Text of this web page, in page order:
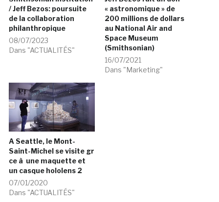
/ Jeff Bezos: poursuite
de la collaboration
philanthropique
08/07/2023
Dans "ACTUALITÉS"
« astronomique » de
200 millions de dollars
au National Air and
Space Museum
(Smithsonian)
16/07/2021
Dans "Marketing"
A Seattle, le Mont-
Saint-Michel se visite gr
ce à une maquette et
un casque hololens 2
07/01/2020
Dans "ACTUALITÉS"